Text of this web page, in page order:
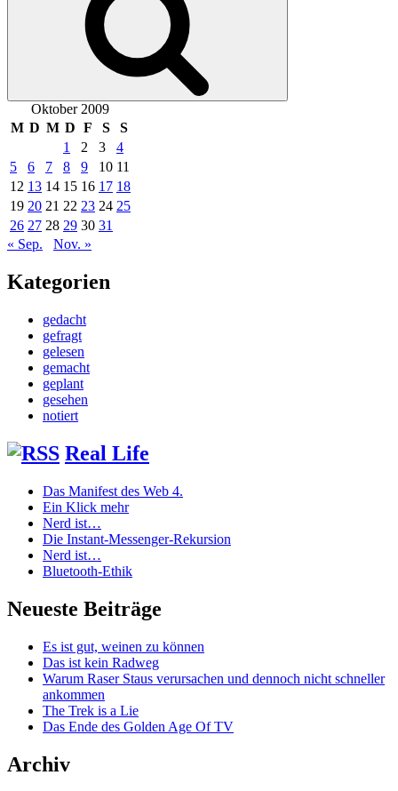
Oktober 2009
M D M D F S
S
1
2 3
4
5
6 7 8 9 10 11
12 13 14 15 16 17 18
19 20 21 22 23 24 25
26 27 28 29 30 31
« Sep.
Nov. »
Kategorien
gedacht
gefragt
gelesen
gemacht
geplant
gesehen
notiert
Real Life
Das Manifest des Web 4.
Ein Klick mehr
Nerd ist…
Die Instant-Messenger-Rekursion
Nerd ist…
Bluetooth-Ethik
Neueste Beiträge
Es ist gut, weinen zu können
Das ist kein Radweg
Warum Raser Staus verursachen und dennoch nicht schneller
ankommen
The Trek is a Lie
Das Ende des Golden Age Of TV
Archiv